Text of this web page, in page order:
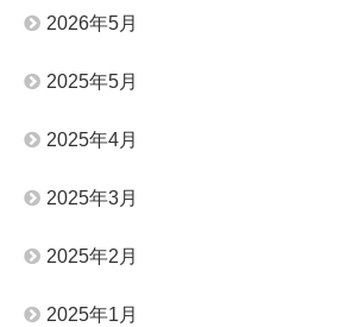
2026年5月
2025年5月
2025年4月
2025年3月
2025年2月
2025年1月